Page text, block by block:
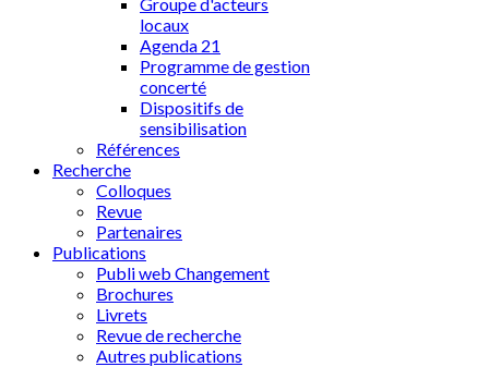
locaux
Agenda 21
Programme de gestion
concerté
Dispositifs de
sensibilisation
Références
Recherche
Colloques
Revue
Partenaires
Publications
Publi web Changement
Brochures
Livrets
Revue de recherche
Autres publications